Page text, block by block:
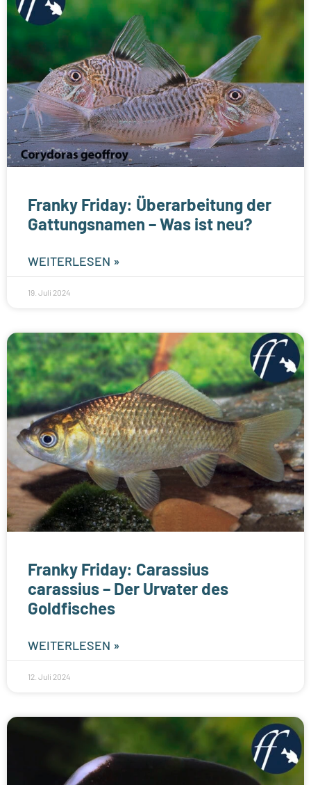
Franky Friday: Überarbeitung der
Gattungsnamen – Was ist neu?
WEITERLESEN »
19. Juli 2024
Franky Friday: Carassius
carassius – Der Urvater des
Goldfisches
WEITERLESEN »
12. Juli 2024